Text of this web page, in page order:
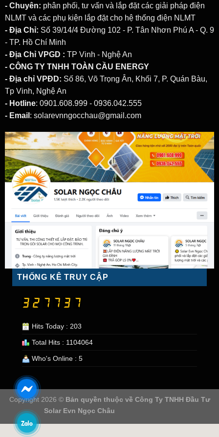
- Chuyên: phân phối, tư vấn và lắp đặt các giải pháp điện
NLMT và các phụ kiện lắp đặt cho hệ thống điện NLMT
- Địa Chỉ: Số 39/14/4 Đường 102 - P. Tân Nhơn Phú A - Q. 9
- TP. Hồ Chí Minh
- Địa Chỉ VPGD : TP Vinh - Nghệ An
- CÔNG TY TNHH TOÀN CẦU ENERGY
- Địa chỉ VPĐD: Số 86, Võ Trọng Ân, Khối 7, P. Quán Bàu,
Tp Vinh, Nghệ An
- Hotline: 0901.608.999 - 0936.042.555
- Email : solarevnngocchau@gmail.com
THỐNG KÊ TRUY CẬP
Hits Today : 203
Total Hits : 1104064
Who's Online : 5
Copyright 2026 © Bản quyền thuộc về Công Ty TNHH Đầu Tư
Solar Evn Ngọc Châu